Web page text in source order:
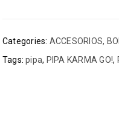
Categories: ACCESORIOS,
Tags: pipa, PIPA KARMA GO!,